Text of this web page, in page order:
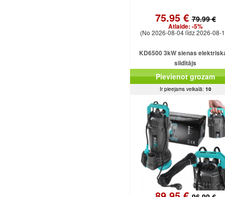
75.95 €79.99 €
Atlaide: -5%
(No 2026-08-04 līdz 2026-08-
KD6500 3kW sienas
sildītājs
Pievienot grozam
Ir pieejams veikalā: 10